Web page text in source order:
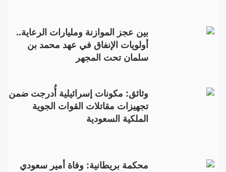
بين عجز الموازنة ومليارات الرعاية..
أولويات الإنفاق في عهد محمد بن
سلمان تحت المجهر
وثائق: مكونات إسرائيلية أُدرجت ضمن
تجهيزات مقاتلات القوات الجوية
الملكية السعودية
محكمة بريطانية: وفاة أمير سعودي